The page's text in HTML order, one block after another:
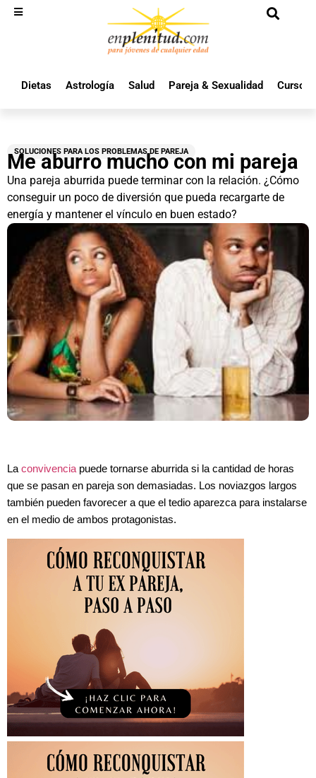
Dietas Astrología Salud Pareja & Sexualidad Cursos
SOLUCIONES PARA LOS PROBLEMAS DE PAREJA
Me aburro mucho con mi pareja
Una pareja aburrida puede terminar con la relación. ¿Cómo
conseguir un poco de diversión que pueda recargarte de
energía y mantener el vínculo en buen estado?
La convivencia puede tornarse aburrida si la cantidad de horas
que se pasan en pareja son demasiadas. Los noviazgos largos
también pueden favorecer a que el tedio aparezca para instalarse
en el medio de ambos protagonistas.